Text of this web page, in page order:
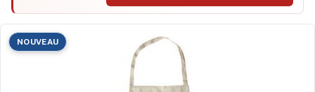
NOUVEAU